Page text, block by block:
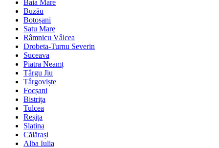
Baia Mare
Buzău
Botoșani
Satu Mare
Râmnicu Vâlcea
Drobeta-Turnu Severin
Suceava
Piatra Neamț
Târgu Jiu
Târgoviște
Focșani
Bistrița
Tulcea
Reșița
Slatina
Călărași
Alba Iulia